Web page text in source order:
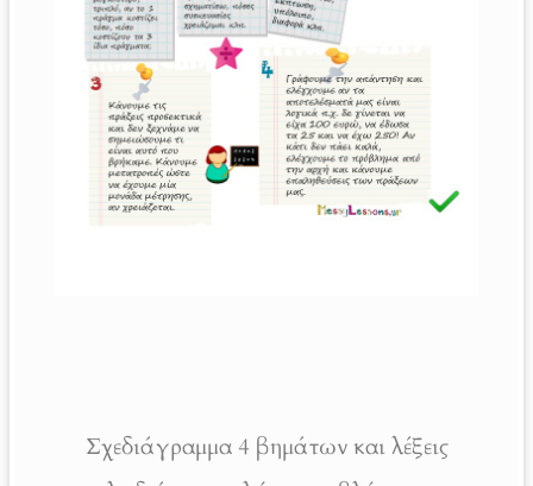
Σχεδιάγραμμα 4 βημάτων και λέξεις